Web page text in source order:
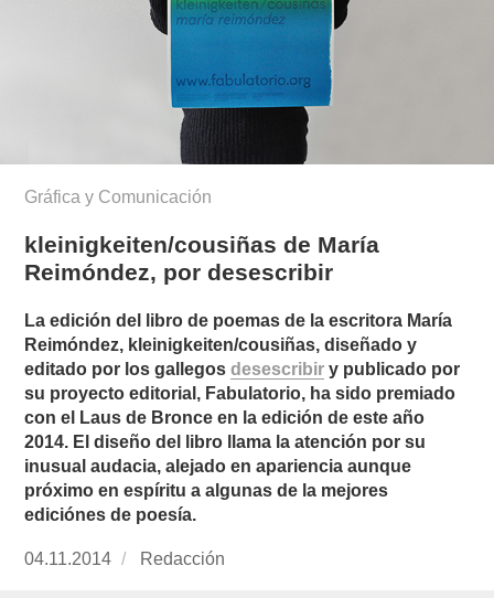
Gráfica y Comunicación
kleinigkeiten/cousiñas de María
Reimóndez, por desescribir
La edición del libro de poemas de la escritora María
Reimóndez, kleinigkeiten/cousiñas, diseñado y
editado por los gallegosdesescribir y publicado por
su proyecto editorial, Fabulatorio, ha sido premiado
con el Laus de Bronce en la edición de este año
2014. El diseño del libro llama la atención por su
inusual audacia, alejado en apariencia aunque
próximo en espíritu a algunas de la mejores
ediciónes de poesía.
Publicado
04.11.2014 https://www.experimenta.es/author/redaccion/
Redacción